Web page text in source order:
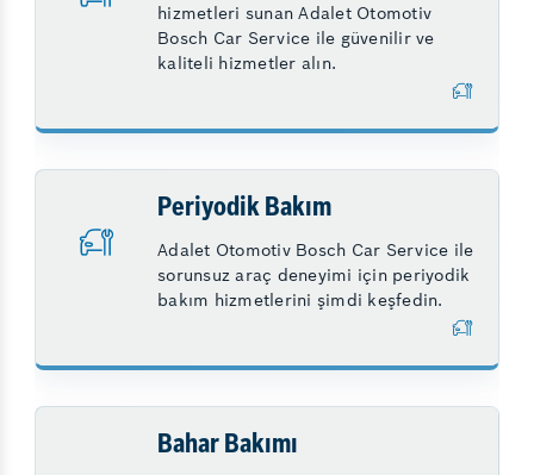
hizmetleri sunan Adalet Otomotiv
Bosch Car Service ile güvenilir ve
kaliteli hizmetler alın.
Periyodik Bakım
Adalet Otomotiv Bosch Car Service ile
sorunsuz araç deneyimi için periyodik
bakım hizmetlerini şimdi keşfedin.
Bahar Bakımı